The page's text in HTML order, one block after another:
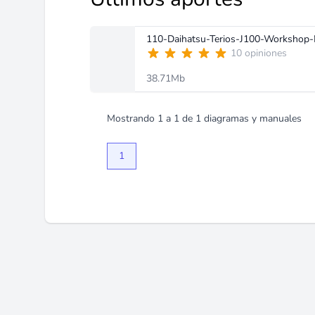
110-Daihatsu-Terios-J100-
10 opiniones
38.71Mb
Mostrando 1 a 1 de 1 diagramas y manuales
1